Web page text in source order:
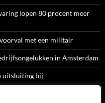
lopen 80 procent meer
met een militair
in Amsterdam
uitsluiting bij